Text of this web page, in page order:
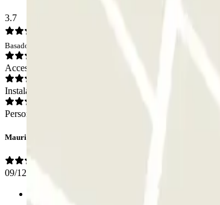
3.7
Basado en 1 opiniones
Acceso
Instalaciones
Personal
Mauricio
09/12/2018